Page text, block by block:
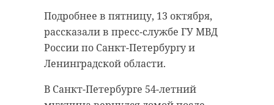
Подробнее в пятницу, 13 октября,
рассказали в пресс-службе ГУ МВД
России по Санкт-Петербургу и
Ленинградской области.
В Санкт-Петербурге 54-летний
С 7 по 9 октября в Казани проходил
95-й Международный фестиваль
детского и юношеского творчества
конкурса завоевал ансамбль
задержали в
собственной
квартире за
оправдание нацизма
в Интернете
13 октября 2023, 12:46